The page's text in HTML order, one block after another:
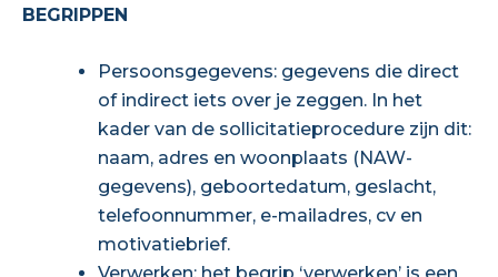
BEGRIPPEN
Persoonsgegevens: gegevens die direct
of indirect iets over je zeggen. In het
kader van de sollicitatieprocedure zijn dit:
naam, adres en woonplaats (NAW-
gegevens), geboortedatum, geslacht,
telefoonnummer, e-mailadres, cv en
motivatiebrief.